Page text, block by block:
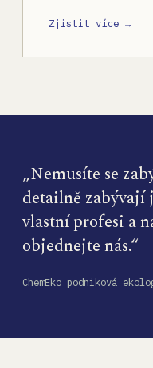
Zjistit více →
„Nemusíte se
detailně zabývají
vlastní profesi a
objednejte nás.“
ChemEko podniková